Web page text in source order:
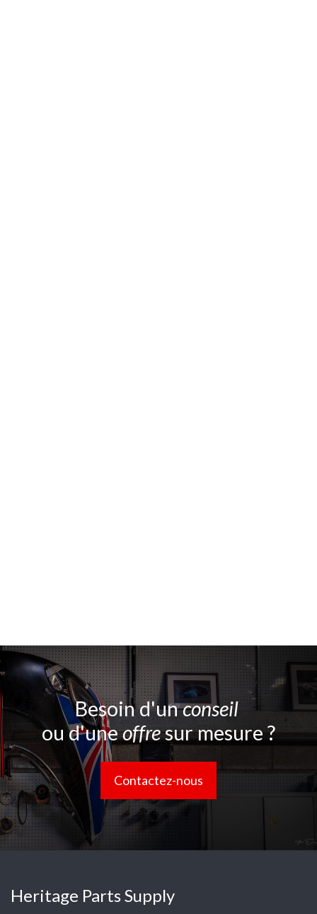
Besoin d'unconseil
ou d'uneoffresur mesure ?
Contactez-nous
Heritage Parts Supply